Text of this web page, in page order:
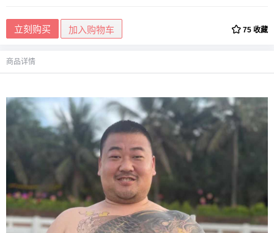
立刻购买 加入购物车 75 收藏
商品详情